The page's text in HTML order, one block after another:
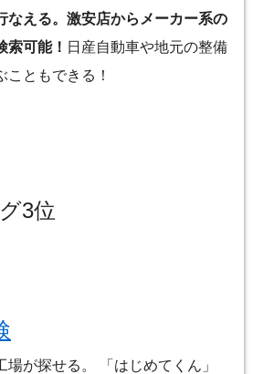
なえる。激安店からメーカー系の
索可能！ 日産自動車や地元の整備
ともできる！
3位
が探せる。 「はじめてくん」